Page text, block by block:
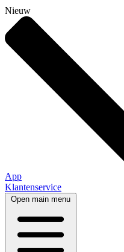
Nieuw
App
Klantenservice
Open main menu